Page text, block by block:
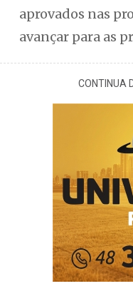
aprovados nas
avançar para as
CONTINUA